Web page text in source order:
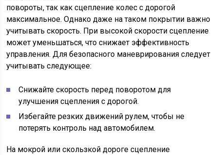
повороты, так как сцепление колес с дорогой
максимальное. Однако даже на таком покрытии важно
учитывать скорость. При высокой скорости сцепление
может уменьшаться, что снижает эффективность
управления. Для безопасного маневрирования следует
учитывать следующее:
Снижайте скорость перед поворотом для
улучшения сцепления с дорогой.
Избегайте резких движений рулем, чтобы не
потерять контроль над автомобилем.
На мокрой или скользкой дороге сцепление